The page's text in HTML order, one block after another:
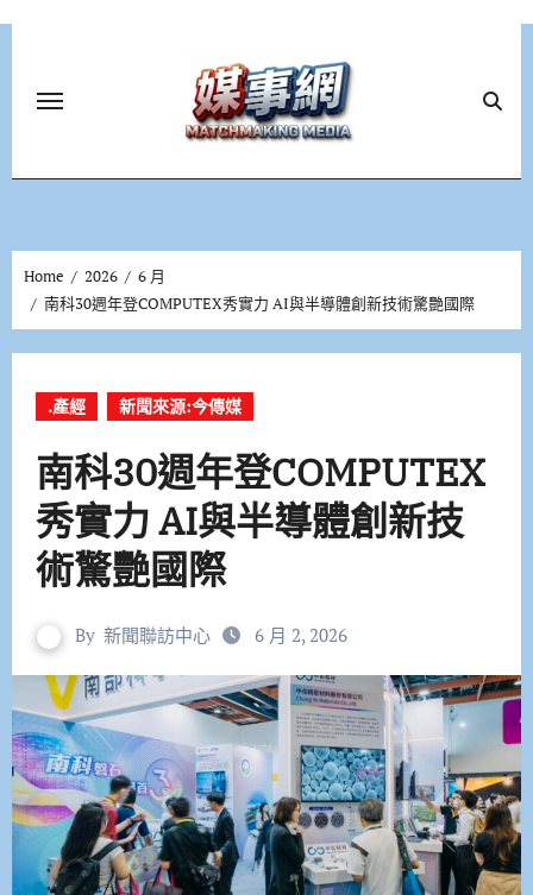
Home 2026
6 月
南科30週年登COMPUTEX秀實力 AI與半導體創新技術驚艷國際
.產經 新聞來源:今傳媒
南科30週年登COMPUTEX
秀實力 AI與半導體創新技
術驚艷國際
By 新聞聯訪中心 6 月 2, 2026